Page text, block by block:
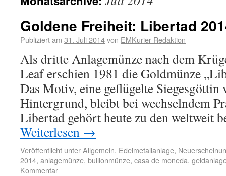
Goldene Freiheit: Libertad
Publiziert am 31. Juli 2014von EMKurier Redaktion
Als dritte Anlagemünze nach dem
Leaf erschien 1981 die Goldmünze
Das Motiv, eine geflügelte
Hintergrund, bleibt bei wechselndem
Libertad gehört heute zu den weltweit
Weiterlesen →
Veröffentlicht unterAllgemein, Edelmetallanlage,
2014, anlagemünze, bullionmünze, casa de moneda,
Kommentar